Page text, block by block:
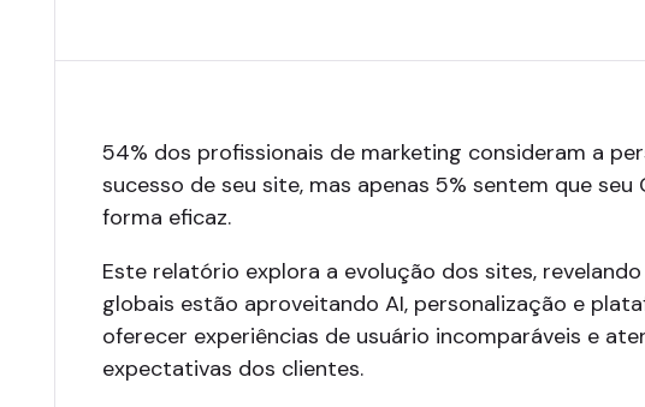
54% dos profissionais de marketing consideram a
sucesso de seu site, mas apenas 5% sentem que
forma eficaz.
Este relatório explora a evolução dos sites,
globais estão aproveitando AI, personalização e
oferecer experiências de usuário incomparáveis e
expectativas dos clientes.